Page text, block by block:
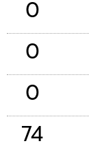
0
0
0
74